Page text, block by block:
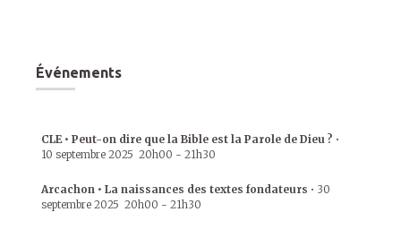
Événements
CLE • Peut-on dire que la Bible est la Parole de Dieu ? •
10 septembre 2025 20h00 - 21h30
Arcachon • La naissances des textes fondateurs • 30
septembre 2025 20h00 - 21h30